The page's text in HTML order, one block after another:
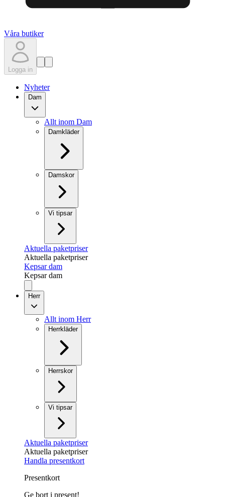
Våra butiker
Logga in
Nyheter
Dam
Allt inom Dam
Damkläder
Damskor
Vi tipsar
Aktuella paketpriser
Aktuella paketpriser
Kepsar dam
Kepsar dam
Herr
Allt inom Herr
Herrkläder
Herrskor
Vi tipsar
Aktuella paketpriser
Aktuella paketpriser
Handla presentkort
Presentkort
Ge bort i present!